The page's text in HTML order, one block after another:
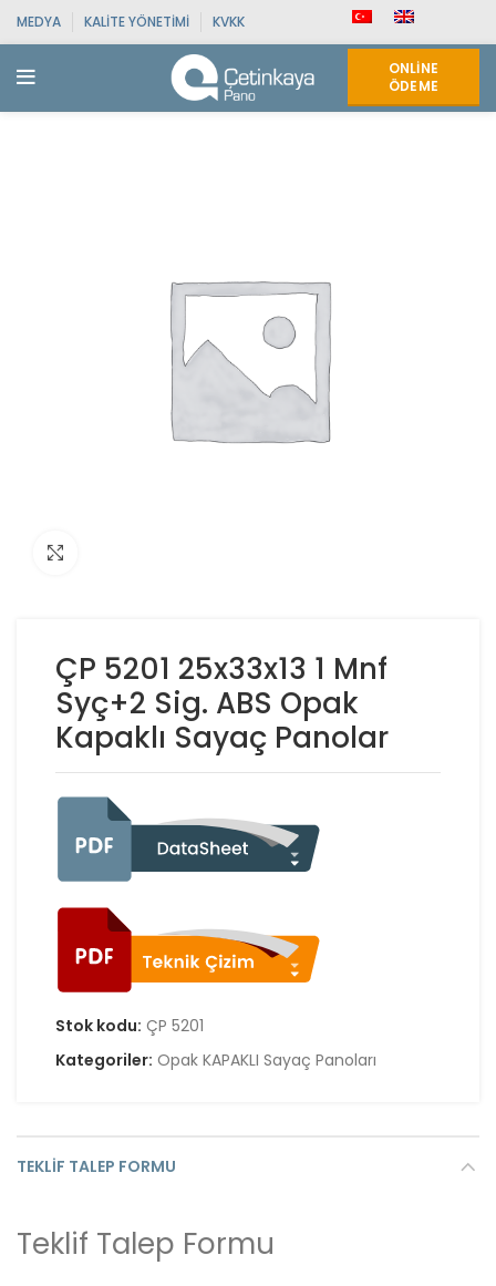
MEDYA KALITE YÖNETIMI KVKK
ONLINE
ÖDEME
ÇP 5201 25x33x13 1 Mnf
Syç+2 Sig. ABS Opak
Kapaklı Sayaç Panolar
Stok kodu: ÇP 5201
Kategoriler: Opak KAPAKLI Sayaç Panoları
TEKLIF TALEP FORMU
Teklif Talep Formu